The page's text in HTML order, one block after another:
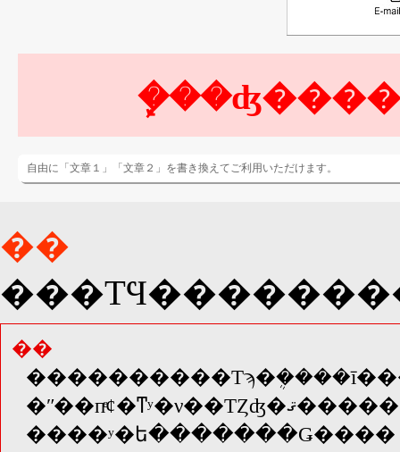
自由に「文章１」「文章２」を書き換えてご利用いただけます。
��
��
�ʺ��пͤȼ�ͳʸ�ν��ΤȤʤ�ޤ�����